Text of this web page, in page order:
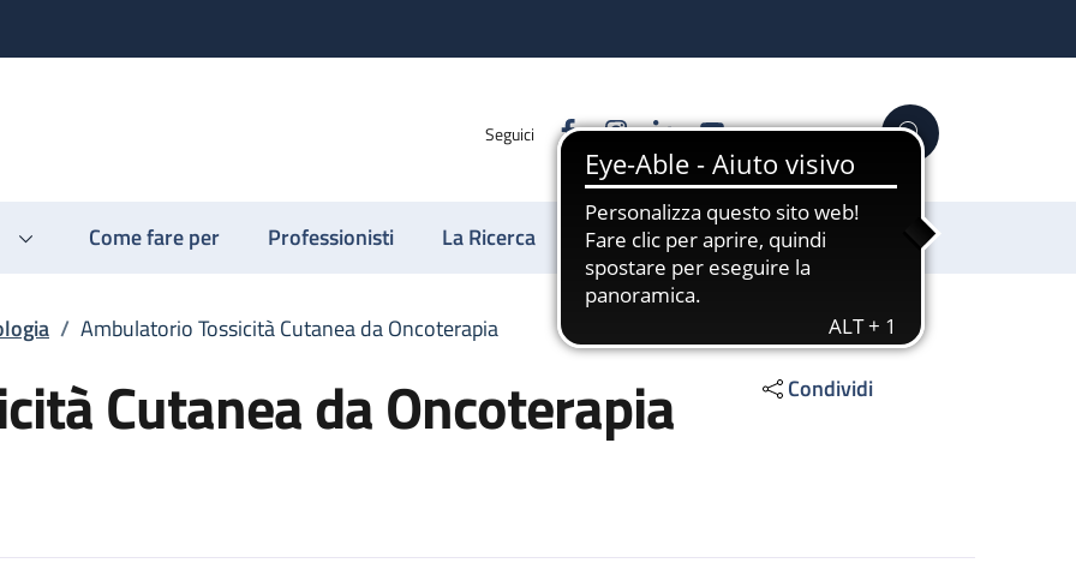
Seguici FacebookInstagram
LinkedinYouTube Cerca
Come fare per Professionisti La Ricerca Sostienici
/ Ambulatorio Tossicità Cutanea da Oncoterapia
Cutanea da Oncoterapia Condividi